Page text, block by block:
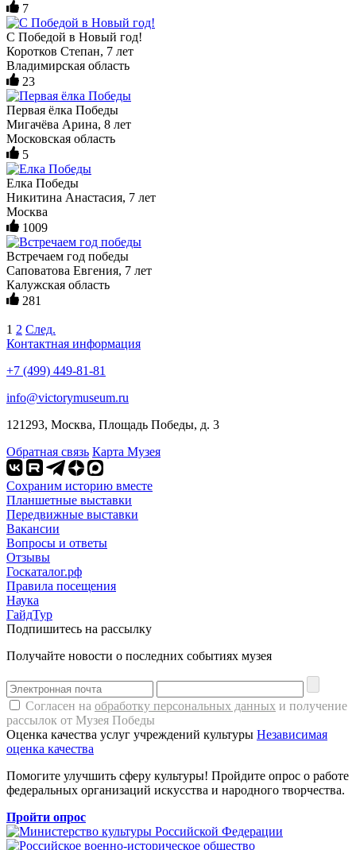
7
С Победой в Новый год!
Коротков Степан, 7 лет
Владимирская область
23
Первая ёлка Победы
Мигачёва Арина, 8 лет
Московская область
5
Елка Победы
Никитина Анастасия, 7 лет
Москва
1009
Встречаем год победы
Саповатова Евгения, 7 лет
Калужская область
281
1 2 След.
Контактная информация
+7 (499) 449-81-81
info@victorymuseum.ru
121293, Москва, Площадь Победы, д. 3
Обратная связь Карта Музея
Сохраним историю вместе
Планшетные выставки
Передвижные выставки
Вакансии
Вопросы и ответы
Отзывы
Госкаталог.рф
Правила посещения
Наука
ГайдТур
Подпишитесь на рассылку
Получайте новости о последних событиях музея
Согласен на обработку персональных данных и получение
рассылок от Музея Победы
Оценка качества услуг учреждений культуры Независимая
оценка качества
Помогите улучшить сферу культуры! Пройдите опрос о работе
федеральных организаций искусства и народного творчества.
Пройти опрос